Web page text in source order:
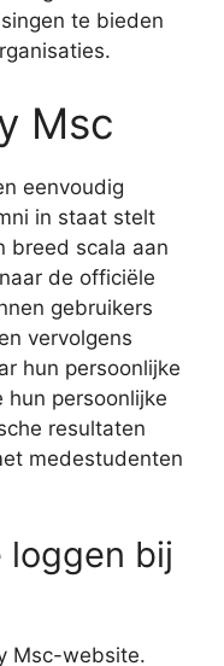
te bieden
Msc
eenvoudig
in staat stelt
breed scala aan
de officiële
gebruikers
vervolgens
hun persoonlijke
hun persoonlijke
resultaten
medestudenten
loggen bij
Msc-website.